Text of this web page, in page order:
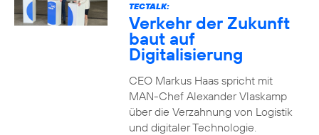
TECTALK:
Verkehr der Zukunft
baut auf
Digitalisierung
CEO Markus Haas spricht mit
MAN-Chef Alexander Vlaskamp
über die Verzahnung von Logistik
und digitaler Technologie.